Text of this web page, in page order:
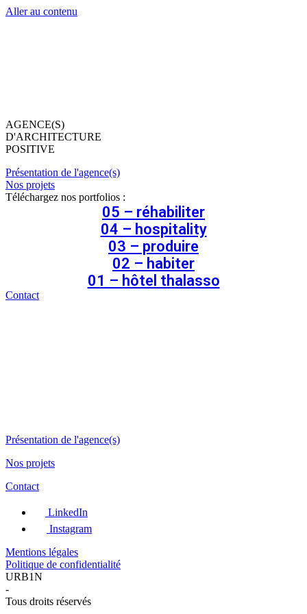
Aller au contenu
AGENCE(S)
D'ARCHITECTURE
POSITIVE
Présentation de l'agence(s)
Nos projets
Téléchargez nos portfolios :
05 – réhabiliter
04 – hospitality
03 – produire
02 – habiter
01 – hôtel thalasso
Contact
Présentation de l'agence(s)
Nos projets
Contact
LinkedIn
Instagram
Mentions légales
Politique de confidentialité
URB1N
-
Tous droits réservés